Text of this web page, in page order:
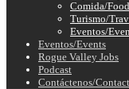
Comida/Food
Turismo/
Eventos/
Eventos/Events
Rogue Valley Jobs
Podcast
Contáctenos/